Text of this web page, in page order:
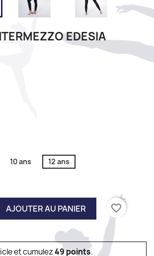
EDESIA
10 ans 12 ans
AJOUTER AU PANIER favorite_border
et cumulez49points.